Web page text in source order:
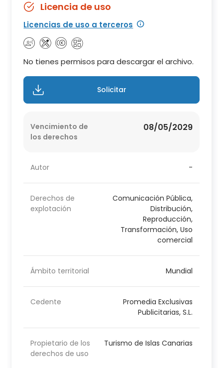
Licencia de uso
Licencias de uso a terceros
No tienes permisos para descargar el archivo.
Solicitar
Vencimiento de
los derechos
08/05/2029
Autor -
Derechos de
explotación
Comunicación Pública,
Distribución,
Reproducción,
Transformación, Uso
comercial
Ámbito territorial Mundial
Cedente
Promedia Exclusivas
Publicitarias, S.L.
Propietario de los
derechos de uso
Turismo de Islas Canarias